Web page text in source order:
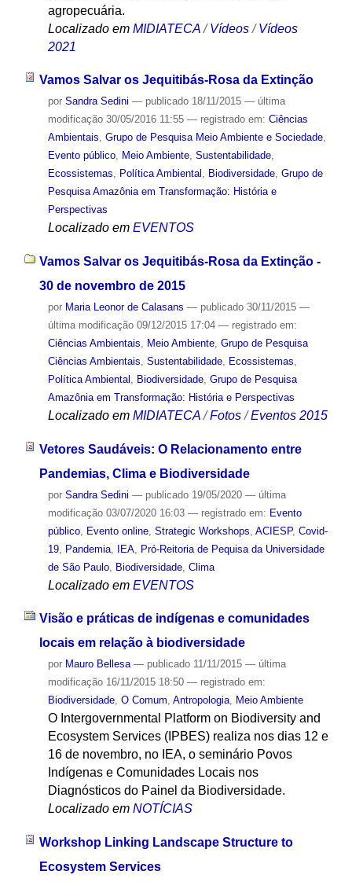
agropecuária.
Localizado em MIDIATECA /Vídeos /Vídeos
2021
Vamos Salvar os Jequitibás-Rosa da Extinção
por Sandra Sedini — publicado18/11/2015 — última
modificação30/05/2016 11:55 — registrado em: Ciências
Ambientais, Grupo de Pesquisa Meio Ambiente e Sociedade,
Evento público, Meio Ambiente, Sustentabilidade,
Ecossistemas, Política Ambiental , Biodiversidade, Grupo de
Pesquisa Amazônia em Transformação: História e
Perspectivas
Localizado em EVENTOS
Vamos Salvar os Jequitibás-Rosa da Extinção -
30 de novembro de 2015
por Maria Leonor de Calasans — publicado30/11/2015 —
última modificação09/12/2015 17:04 — registrado em:
Ciências Ambientais, Meio Ambiente, Grupo de Pesquisa
Ciências Ambientais, Sustentabilidade, Ecossistemas,
Política Ambiental , Biodiversidade, Grupo de Pesquisa
Amazônia em Transformação: História e Perspectivas
Localizado em MIDIATECA /Fotos /Eventos 2015
Vetores Saudáveis: O Relacionamento entre
Pandemias, Clima e Biodiversidade
por Sandra Sedini — publicado19/05/2020 — última
modificação03/07/2020 16:03 — registrado em: Evento
público, Evento online, Strategic Workshops ACIESP, Covid-
19, Pandemia, IEA, Pró-Reitoria de Pequisa da Universidade
de São Paulo, Biodiversidade, Clima
Localizado em EVENTOS
Visão e práticas de indígenas e comunidades
locais em relação à biodiversidade
por Mauro Bellesa — publicado11/11/2015 — última
modificação16/11/2015 18:50 — registrado em:
Biodiversidade, O Comum, Antropologia, Meio Ambiente
O Intergovernmental Platform on Biodiversity and
Ecosystem Services (IPBES) realiza nos dias 12 e
16 de novembro, no IEA, o seminário Povos
Indígenas e Comunidades Locais nos
Diagnósticos do Painel da Biodiversidade.
Localizado em NOTÍCIAS
Workshop Linking Landscape Structure to
Ecosystem Services